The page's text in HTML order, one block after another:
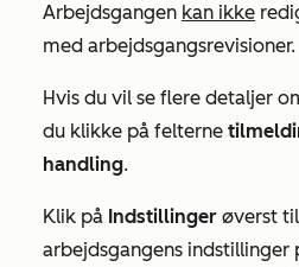
Arbejdsgangen kan ikke
med arbejdsgangsrevisioner.
Hvis du vil se flere detaljer
du klikke på felterne
handling.
Klik på Indstillinger øverst
arbejdsgangens indstillinger